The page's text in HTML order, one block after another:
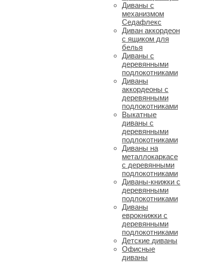
Диваны с
механизмом
Седафлекс
Диван аккордеон
с ящиком для
белья
Диваны с
деревянными
подлокотниками
Диваны
аккордеоны с
деревянными
подлокотниками
Выкатные
диваны с
деревянными
подлокотниками
Диваны на
металлокаркасе
с деревянными
подлокотниками
Диваны-книжки c
деревянными
подлокотниками
Диваны
еврокнижки с
деревянными
подлокотниками
Детские диваны
Офисные
диваны